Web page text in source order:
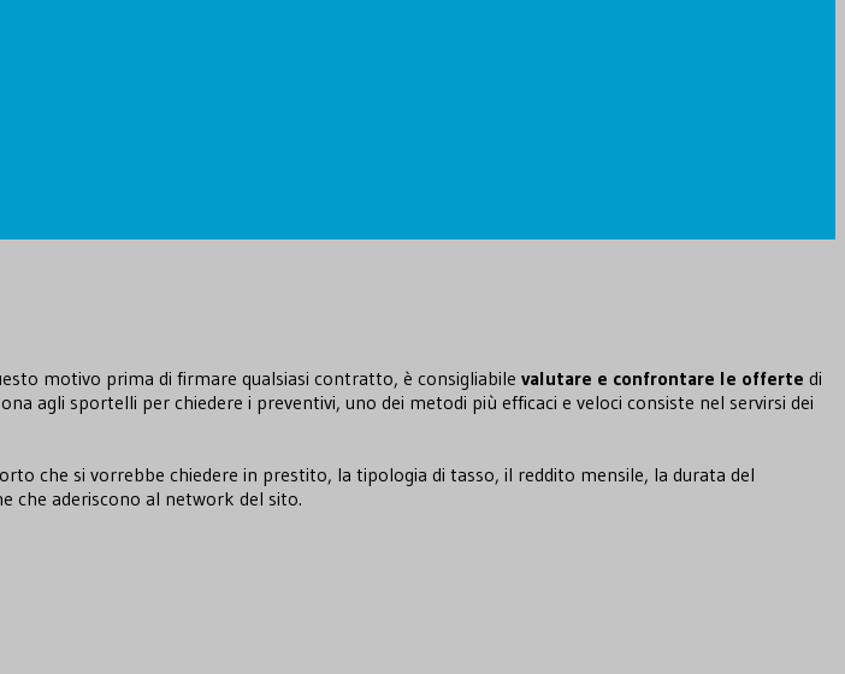
motivo prima di firmare qualsiasi contratto, è consigliabile valutare e confrontare le offerte di
agli sportelli per chiedere i preventivi, uno dei metodi più efficaci e veloci consiste nel servirsi dei
che si vorrebbe chiedere in prestito, la tipologia di tasso, il reddito mensile, la durata del
che aderiscono al network del sito.